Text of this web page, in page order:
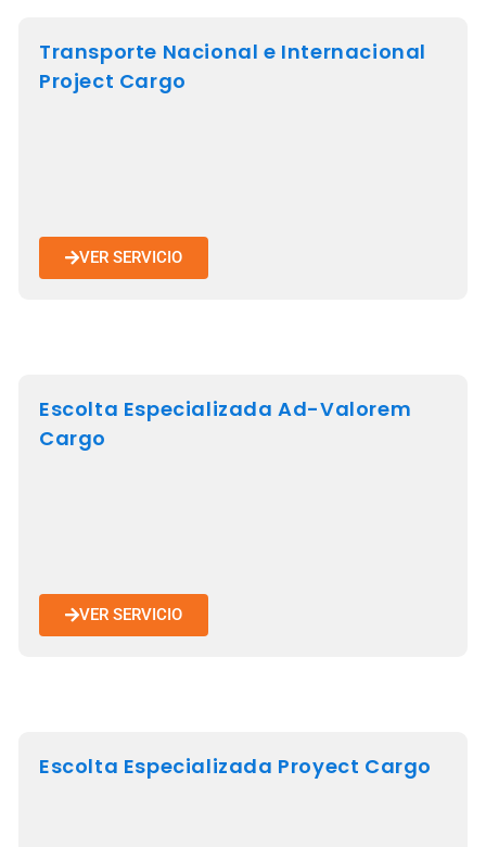
Transporte Nacional e Internacional
Project Cargo
VER SERVICIO
Escolta Especializada Ad-Valorem
Cargo
VER SERVICIO
Escolta Especializada Proyect Cargo